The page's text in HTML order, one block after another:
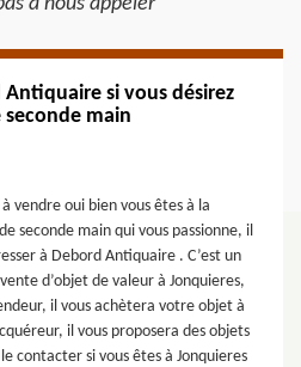
Antiquaire si vous désirez
seconde main
vendre oui bien vous êtes à la
seconde main qui vous passionne, il
à Debord Antiquaire . C’est un
d’objet de valeur à Jonquieres,
il vous achètera votre objet à
il vous proposera des objets
contacter si vous êtes à Jonquieres